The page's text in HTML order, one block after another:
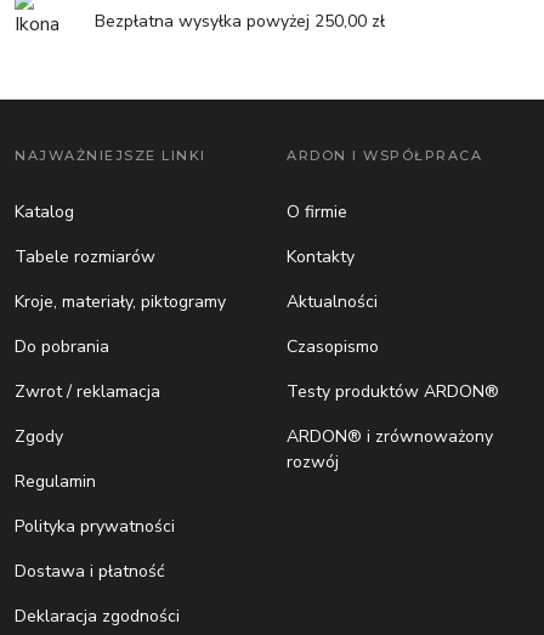
Bezpłatna wysyłka powyżej 250,00 zł
NAJWAŻNIEJSZE LINKI
Katalog
Tabele rozmiarów
Kroje, materiały, piktogramy
Do pobrania
Zwrot / reklamacja
Zgody
Regulamin
Polityka prywatności
Dostawa i płatność
Deklaracja zgodności
ARDON I WSPÓŁPRACA
O firmie
Kontakty
Aktualności
Czasopismo
Testy produktów ARDON®
ARDON® i zrównoważony
rozwój